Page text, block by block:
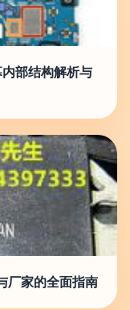
部结构解析与
厂家的全面指南